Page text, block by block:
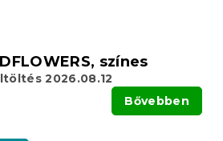
színes
2026.08.12
Bővebben